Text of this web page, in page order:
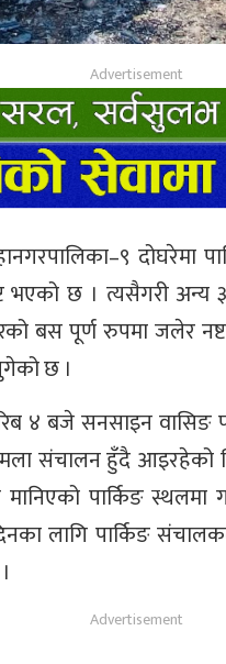
दोघरेमा
छ । त्यसैगरी अन्य
बस पूर्ण रुपमा जलेर
छ ।
४ बजे सनसाइन वासिङ
संचालन हुँदै आइरहेको
पार्किङ
लागि पार्किङ